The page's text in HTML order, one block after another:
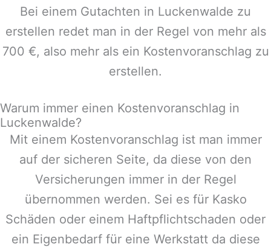
Bei einem Gutachten in Luckenwalde zu
erstellen redet man in der Regel von mehr als
700 €, also mehr als ein Kostenvoranschlag zu
erstellen.
Warum immer einen Kostenvoranschlag in
Luckenwalde?
Mit einem Kostenvoranschlag ist man immer
auf der sicheren Seite, da diese von den
Versicherungen immer in der Regel
übernommen werden. Sei es für Kasko
Schäden oder einem Haftpflichtschaden oder
ein Eigenbedarf für eine Werkstatt da diese